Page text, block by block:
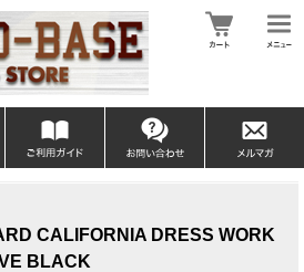
CALIFORNIA DRESS WORK
BLACK